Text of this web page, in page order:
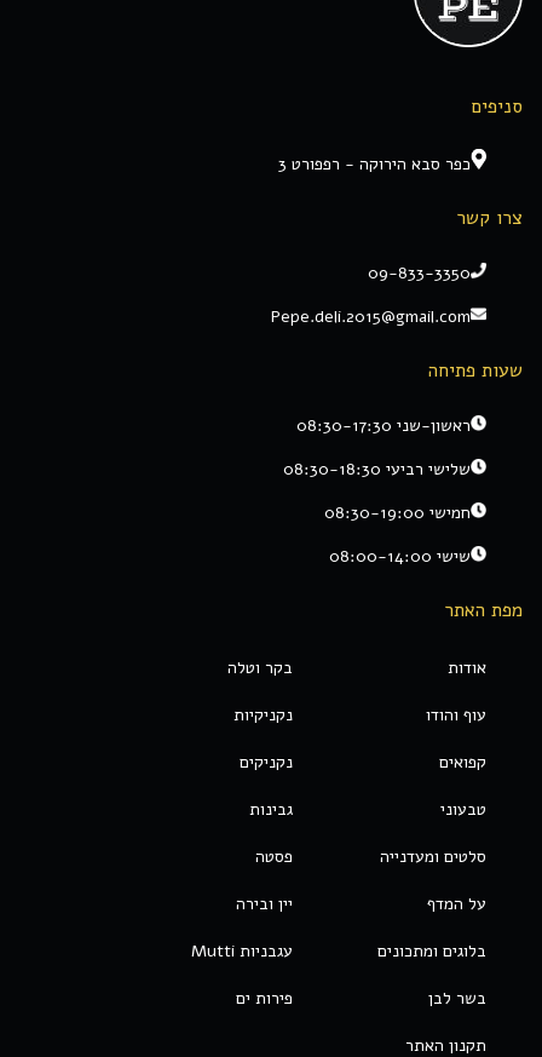
סניפים
כפר סבא הירוקה - רפפורט 3
צרו קשר
09-833-3350
Pepe.deli.2015@gmail.com
שעות פתיחה
ראשון-שני 08:30-17:30
שלישי רביעי 08:30-18:30
חמישי 08:30-19:00
שישי 08:00-14:00
מפת האתר
אודות בקר וטלה
עוף והודו נקניקיות
קפואים נקניקים
טבעוני גבינות
סלטים ומעדנייה פסטה
על המדף יין ובירה
בלוגים ומתכונים עגבניות Mutti
בשר לבן פירות ים
תקנון האתר